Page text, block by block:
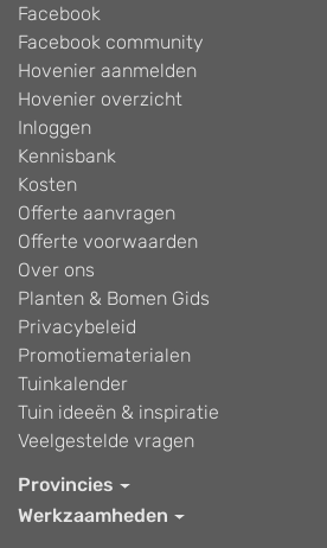
Facebook
Facebook community
Hovenier aanmelden
Hovenier overzicht
Inloggen
Kennisbank
Kosten
Offerte aanvragen
Offerte voorwaarden
Over ons
Planten & Bomen Gids
Privacybeleid
Promotiematerialen
Tuinkalender
Tuin ideeën & inspiratie
Veelgestelde vragen
Provincies
Werkzaamheden